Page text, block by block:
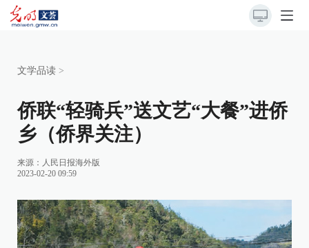
文学品读 >
侨联“轻骑兵”送文艺“大餐”进侨
乡（侨界关注）
来源： 人民日报海外版
2023-02-20 09:59